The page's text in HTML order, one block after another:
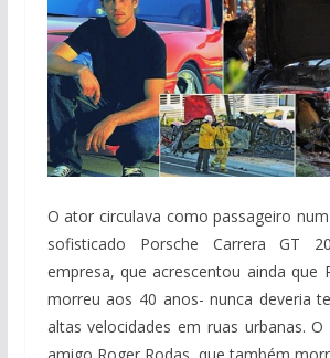
O ator circulava como passageiro
sofisticado Porsche Carrera GT
empresa, que acrescentou ainda que
morreu aos 40 anos- nunca deveria
altas velocidades em ruas urbanas.
amigo Roger Rodas, que também